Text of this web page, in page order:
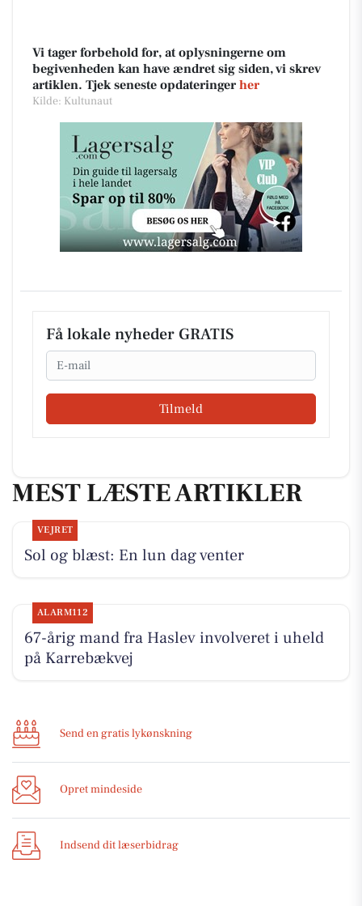
Vi tager forbehold for, at oplysningerne om
begivenheden kan have ændret sig siden, vi skrev
artiklen. Tjek seneste opdateringer her
Kilde: Kultunaut
Få lokale nyheder GRATIS
Email
Tilmeld
MEST LÆSTE ARTIKLER
VEJRET
Sol og blæst: En lun dag venter
ALARM112
67-årig mand fra Haslev involveret i uheld
på Karrebækvej
Send en gratis lykønskning
Opret mindeside
Indsend dit læserbidrag